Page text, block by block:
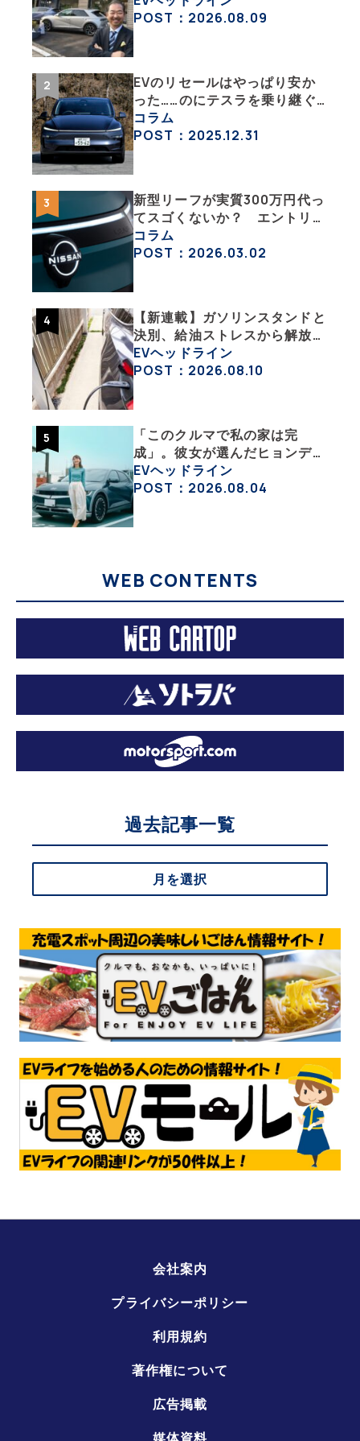
研究所のリアルEVライフ：そ
POST：2026.08.09
EVのリセールはやっぱり安か
った……のにテスラを乗り継ぐ
ってどういうこと？ 【テスラ
沼にはまった大学教授のEV生
コラム
POST：2025.12.31
新型リーフが実質300万円代っ
てスゴくないか？ エントリー
グレード「B5」の中身を詳細
チェックした
コラム
POST：2026.03.02
【新連載】ガソリンスタンドと
決別、給油ストレスから解放さ
れたテスラModel Yの日常風景
【 YouTuber KenのEVライ
EVヘッドライン
POST：2026.08.10
「このクルマで私の家は完
成」。彼女が選んだヒョンデ
「IONIQ 5」の「エネルギーハ
ック」な生活【ななみんEVレ
EVヘッドライン
POST：2026.08.04
WEB CONTENTS
過去記事一覧
月を選択
会社案内
プライバシーポリシー
利用規約
著作権について
広告掲載